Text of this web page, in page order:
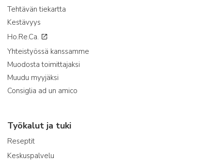
Tehtävän tiekartta
Kestävyys
Ho.Re.Ca.
Yhteistyössä kanssamme
Muodosta toimittajaksi
Muudu myyjäksi
Consiglia ad un amico
Työkalut ja tuki
Reseptit
Keskuspalvelu